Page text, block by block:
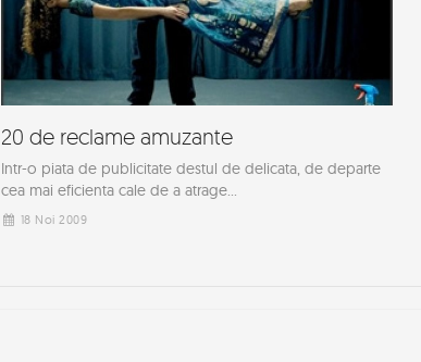
20 de reclame amuzante
Intr-o piata de publicitate destul de delicata, de departe
cea mai eficienta cale de a atrage...
18 Noi 2009